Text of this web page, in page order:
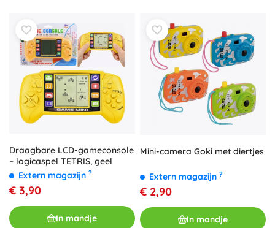
Draagbare LCD-gameconsole
– logicaspel TETRIS, geel
Extern magazijn ?
€ 3,90
In mandje
Mini-camera Goki met diertjes
Extern magazijn ?
€ 2,90
In mandje